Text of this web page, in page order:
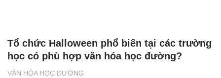
VĂN HÓA HỌC ĐƯỜNG
Tổ chức Halloween phổ biến tại các trường
học có phù hợp văn hóa học đường?